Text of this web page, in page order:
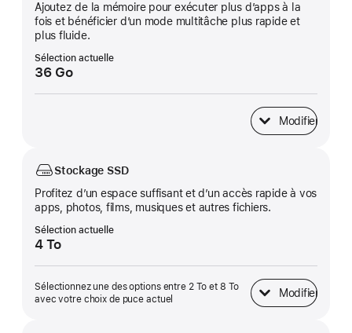
Ajoutez de la mémoire pour exécuter plus d’apps à la
fois et bénéficier d’un mode multitâche plus rapide et
plus fluide.
Sélection actuelle
36 Go
Modifier
Mémoire unifiée
Stockage SSD
Profitez d’un espace suffisant et d’un accès rapide à vos
apps, photos, films, musiques et autres fichiers.
Sélection actuelle
4 To
Sélectionnez une des options entre 2 To et 8 To
avec votre choix de puce actuel
Modifier
Stockage SSD